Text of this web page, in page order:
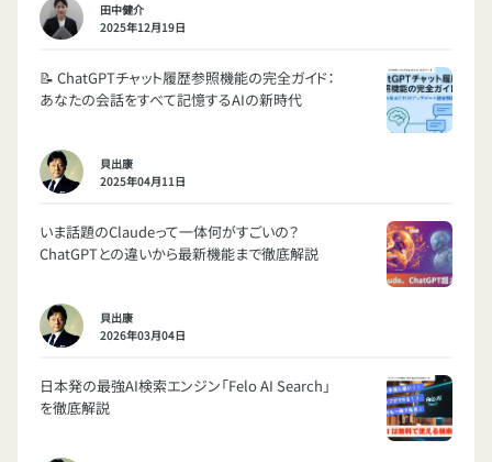
田中健介
2025年12月19日
📝 ChatGPTチャット履歴参照機能の完全ガイド：
あなたの会話をすべて記憶するAIの新時代
貝出康
2025年04月11日
いま話題のClaudeって一体何がすごいの？
ChatGPTとの違いから最新機能まで徹底解説
貝出康
2026年03月04日
日本発の最強AI検索エンジン「Felo AI Search」
を徹底解説